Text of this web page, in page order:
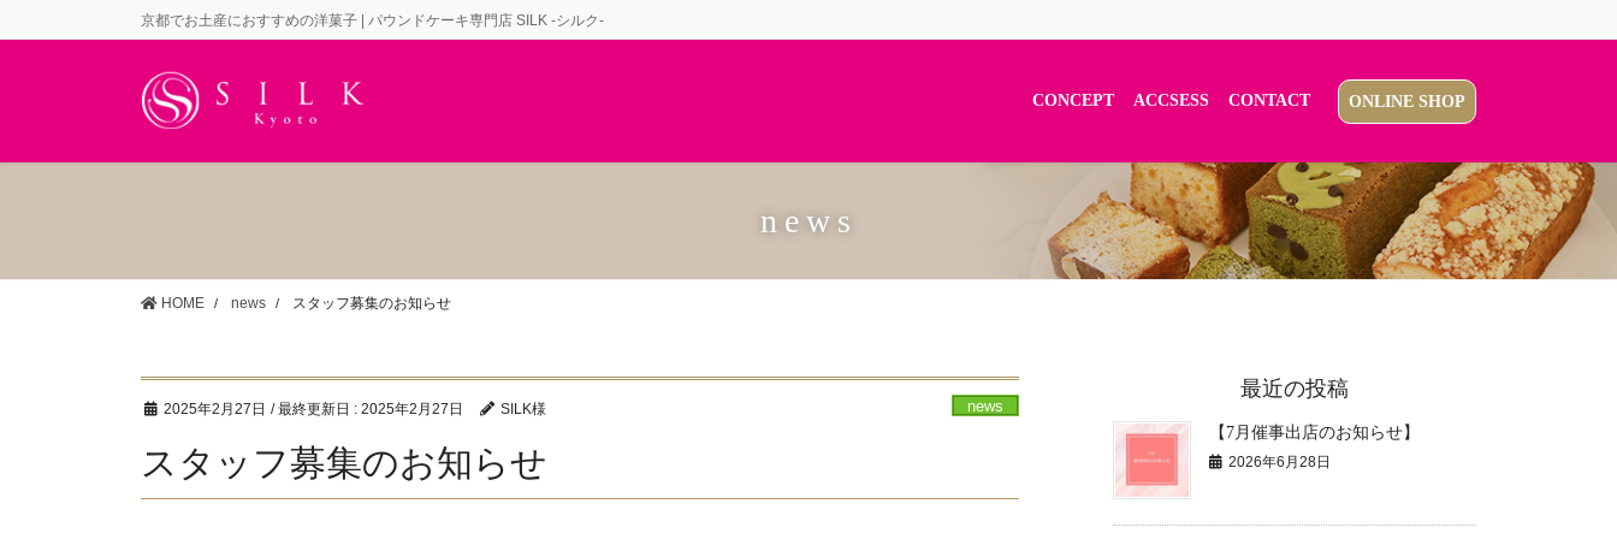
ン
ビ
京都でお土産におすすめの洋菓子 | パウンドケーキ専門店 SILK -シルク-
CONCEPT ACCSESS CONTACT ONLINE SHOP
news
HOME news スタッフ募集のお知らせ
2025年2月27日 / 最終更新日 : 2025年2月27日 SILK様 news
スタッフ募集のお知らせ
最近の投稿
【7月催事出店のお知らせ】
2026年6月28日